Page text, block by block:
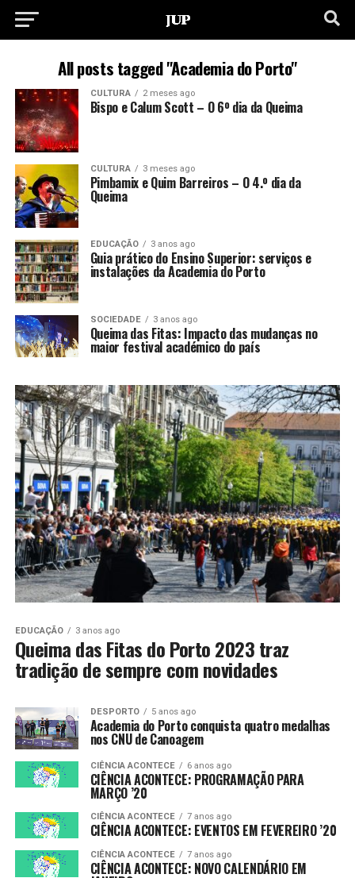
All posts tagged "Academia do Porto"
CULTURA 2 meses ago
Bispo e Calum Scott – O 6º dia da Queima
CULTURA 3 meses ago
Pimbamix e Quim Barreiros – O 4.º dia da
Queima
EDUCAÇÃO 3 anos ago
Guia prático do Ensino Superior: serviços e
instalações da Academia do Porto
SOCIEDADE 3 anos ago
Queima das Fitas: Impacto das mudanças no
maior festival académico do país
EDUCAÇÃO 3 anos ago
Queima das Fitas do Porto 2023 traz
tradição de sempre com novidades
DESPORTO 5 anos ago
Academia do Porto conquista quatro medalhas
nos CNU de Canoagem
CIÊNCIA ACONTECE 6 anos ago
CIÊNCIA ACONTECE: PROGRAMAÇÃO PARA
MARÇO ’20
CIÊNCIA ACONTECE 7 anos ago
CIÊNCIA ACONTECE: EVENTOS EM FEVEREIRO ’20
CIÊNCIA ACONTECE 7 anos ago
CIÊNCIA ACONTECE: NOVO CALENDÁRIO EM